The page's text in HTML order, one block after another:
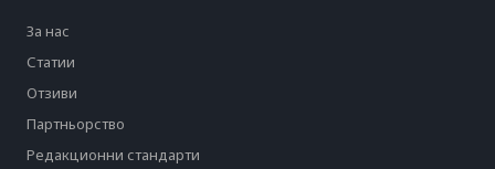
За нас
Статии
Отзиви
Партньорство
Редакционни стандарти